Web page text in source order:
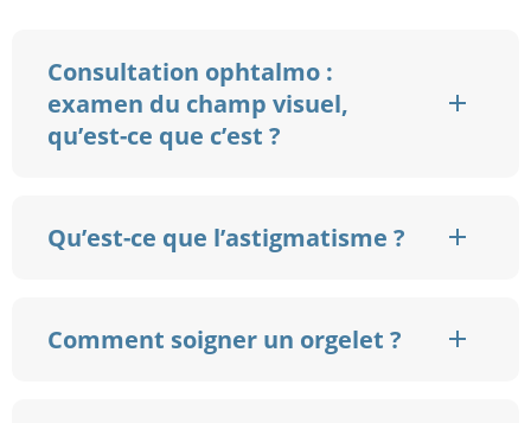
Consultation ophtalmo :
examen du champ visuel,
qu’est-ce que c’est ?
Qu’est-ce que l’astigmatisme ?
Comment soigner un orgelet ?